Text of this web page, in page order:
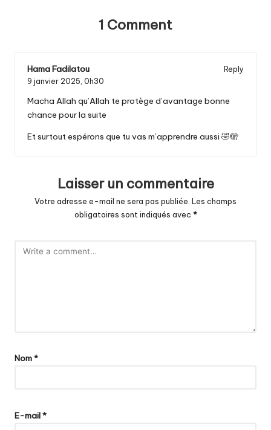
1 Comment
Hama Fadilatou
Reply
9 janvier 2025, 0h30
Macha Allah qu’Allah te protège d’avantage bonne
chance pour la suite
Et surtout espérons que tu vas m’apprendre aussi 🤣🫣
Laisser un commentaire
Votre adresse e-mail ne sera pas publiée. Les champs
obligatoires sont indiqués avec *
Nom*
E-mail*